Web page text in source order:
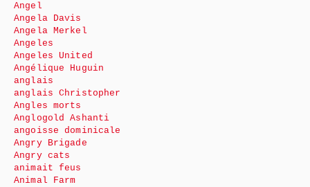
Angel
Angela Davis
Angela Merkel
Angeles
Angeles United
Angélique Huguin
anglais
anglais Christopher
Angles morts
Anglogold Ashanti
angoisse dominicale
Angry Brigade
Angry cats
animait feus
Animal Farm